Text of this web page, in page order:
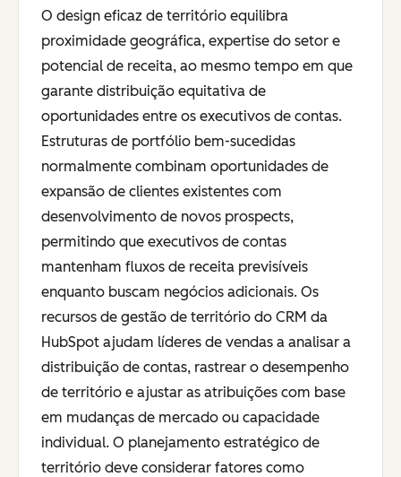
O design eficaz de território equilibra
proximidade geográfica, expertise do setor e
potencial de receita, ao mesmo tempo em que
garante distribuição equitativa de
oportunidades entre os executivos de contas.
Estruturas de portfólio bem-sucedidas
normalmente combinam oportunidades de
expansão de clientes existentes com
desenvolvimento de novos prospects,
permitindo que executivos de contas
mantenham fluxos de receita previsíveis
enquanto buscam negócios adicionais. Os
recursos de gestão de território do CRM da
HubSpot ajudam líderes de vendas a analisar a
distribuição de contas, rastrear o desempenho
de território e ajustar as atribuições com base
em mudanças de mercado ou capacidade
individual. O planejamento estratégico de
território deve considerar fatores como